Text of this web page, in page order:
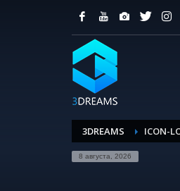
3DREAMS ICON-
8 августа, 2026